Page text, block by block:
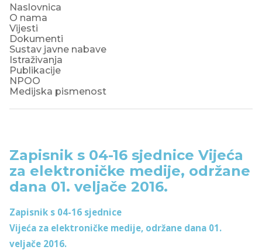
Naslovnica
O nama
Vijesti
Dokumenti
Sustav javne nabave
Istraživanja
Publikacije
NPOO
Medijska pismenost
Zapisnik s 04-16 sjednice Vijeća
za elektroničke medije, održane
dana 01. veljače 2016.
Zapisnik s 04-16 sjednice
Vijeća za elektroničke medije, održane dana 01.
veljače 2016.